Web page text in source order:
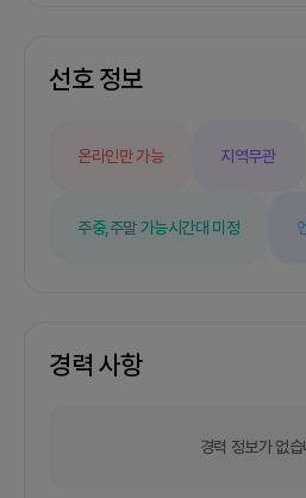
선호 정보
온라인만 가능 지역무관
주중,주말 가능시간대 미정
경력 사항
경력 정보가 없습